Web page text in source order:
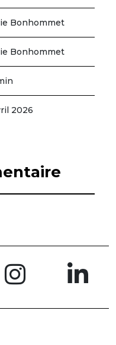
Bonhommet
Bonhommet
2026